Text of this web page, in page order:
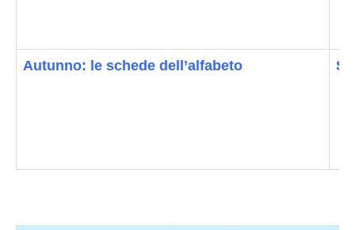
Autunno: le schede dell’alfabeto